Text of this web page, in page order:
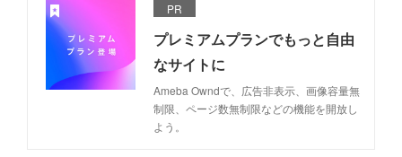
PR
プレミアムプランでもっと自由
なサイトに
Ameba Owndで、広告非表示、画像容量無
制限、ページ数無制限などの機能を開放し
よう。